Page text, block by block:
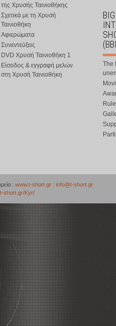
της Χρυσής Ταινιοθήκης
Σχετικά με τη Χρυσή
Ταινιοθήκη
Αφιερώματα
Συνεντεύξεις
DVD Χρυσή Ταινιοθήκη 1
Είσοδος & εγγραφή μελών
στη Χρυσή Ταινιοθήκη
The
: www.t-short.gr : info@t-short.gr
short.gr/Kyr/